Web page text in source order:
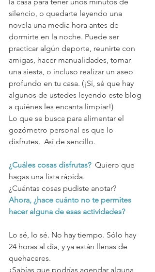
silencio, o quedarte leyendo una
novela una media hora antes de
dormirte en la noche. Puede ser
practicar algún deporte, reunirte con
amigas, hacer manualidades, tomar
una siesta, o incluso realizar un aseo
profundo en tu casa. (¡Sí, sé que hay
algunos de ustedes leyendo este blog
a quiénes les encanta limpiar!)
Lo que se busca para alimentar el
gozómetro personal es que lo
disfrutes.  Así de sencillo.
¿Cuáles cosas disfrutas?
  Quiero que
hagas una lista rápida.
¿Cuántas cosas pudiste anotar?
Ahora, ¿hace cuánto no te permites
hacer alguna de esas actividades?
Lo sé, lo sé. No hay tiempo. Sólo hay
24 horas al día, y ya están llenas de
quehaceres.
¿Sabías que podrías agendar alguna